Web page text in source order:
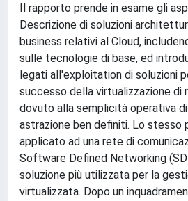
Il rapporto prende in esame gli
Descrizione di soluzioni
business relativi al Cloud,
sulle tecnologie di base, ed
legati all'exploitation di soluzioni
successo della virtualizzazione di
dovuto alla semplicità operativa
astrazione ben definiti. Lo stesso
applicato ad una rete di
Software Defined Networking
soluzione più utilizzata per la
virtualizzata. Dopo un